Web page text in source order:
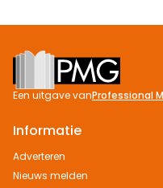
Footer
Een uitgave vanProfessional
Informatie
Adverteren
Nieuws melden